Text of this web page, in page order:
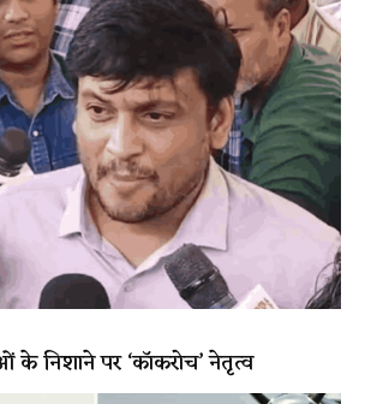
के निशाने पर ‘कॉकरोच’ नेतृत्व